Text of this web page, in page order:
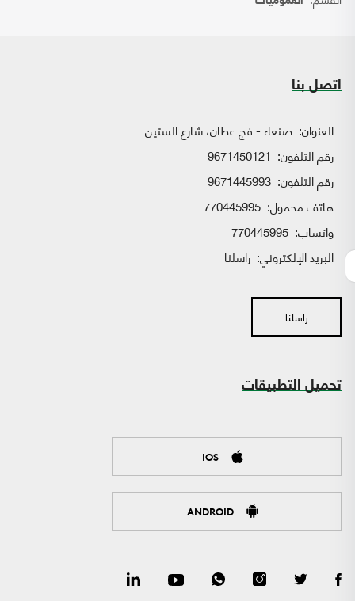
اتصل بنا
العنوان: صنعاء - فج عطان، شارع الستين
رقم التلفون: 9671450121
رقم التلفون: 9671445993
هاتف محمول: 770445995
واتساب:
البريد الإلكتروني: راسلنا
راسلنا
تحميل التطبيقات
IOS
ANDROID